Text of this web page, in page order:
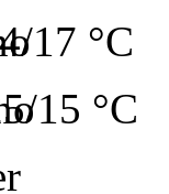
17 °C
15 °C